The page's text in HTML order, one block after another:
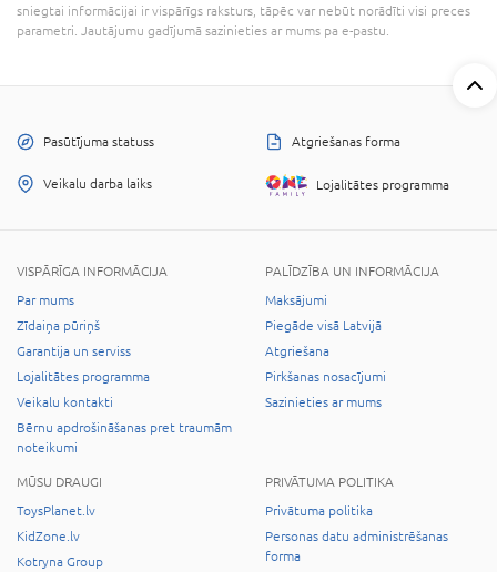
sniegtai informācijai ir vispārīgs raksturs, tāpēc var nebūt norādīti visi preces
parametri. Jautājumu gadījumā sazinieties ar mums pa e-pastu.
Pasūtījuma statuss Atgriešanas forma
Veikalu darba laiks Lojalitātes programma
VISPĀRĪGA INFORMĀCIJA
Par mums
Zīdaiņa pūriņš
Garantija un serviss
Lojalitātes programma
Veikalu kontakti
Bērnu apdrošināšanas pret traumām
noteikumi
PALĪDZĪBA UN INFORMĀCIJA
Maksājumi
Piegāde visā Latvijā
Atgriešana
Pirkšanas nosacījumi
Sazinieties ar mums
MŪSU DRAUGI
ToysPlanet.lv
KidZone.lv
Kotryna Group
PRIVĀTUMA POLITIKA
Privātuma politika
Personas datu administrēšanas
forma